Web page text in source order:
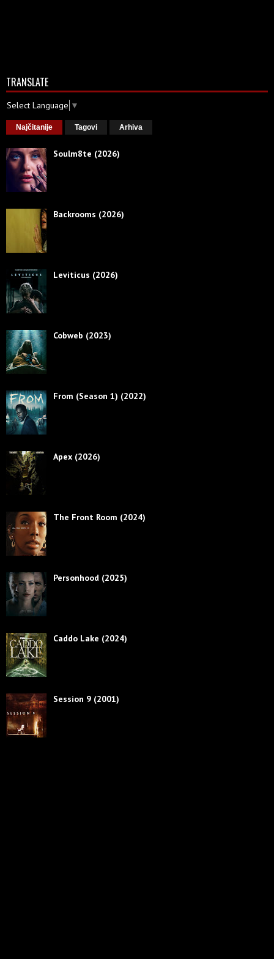
TRANSLATE
Select Language ▼
Najčitanije Tagovi Arhiva
Soulm8te (2026)
Backrooms (2026)
Leviticus (2026)
Cobweb (2023)
From (Season 1) (2022)
Apex (2026)
The Front Room (2024)
Personhood (2025)
Caddo Lake (2024)
Session 9 (2001)